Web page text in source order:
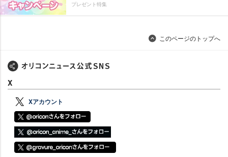
プレゼント特集
このページのトップへ
X
Xアカウント